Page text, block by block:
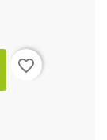
favorite_border